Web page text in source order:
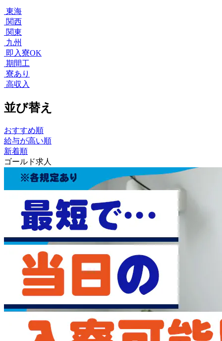
東海
関西
関東
九州
即入寮OK
期間工
寮あり
高収入
並び替え
おすすめ順
給与が高い順
新着順
ゴールド求人